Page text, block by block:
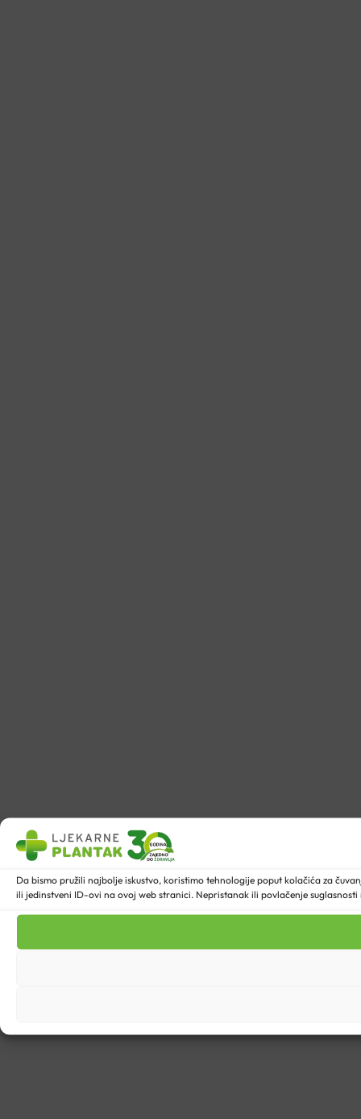
Da bismo pružili najbolje iskustvo, koristimo tehnologije poput kolačića za
ili jedinstveni ID-ovi na ovoj web stranici. Nepristanak ili povlačenje